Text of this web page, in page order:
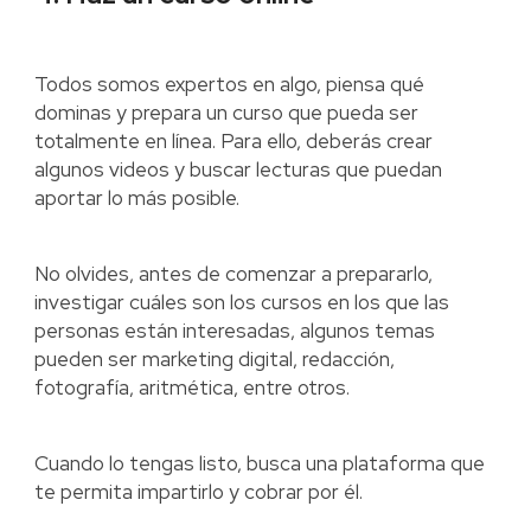
Todos somos expertos en algo, piensa qué
dominas y prepara un curso que pueda ser
totalmente en línea. Para ello, deberás crear
algunos videos y buscar lecturas que puedan
aportar lo más posible.
No olvides, antes de comenzar a prepararlo,
investigar cuáles son los cursos en los que las
personas están interesadas, algunos temas
pueden ser marketing digital, redacción,
fotografía, aritmética, entre otros.
Cuando lo tengas listo, busca una plataforma que
te permita impartirlo y cobrar por él.